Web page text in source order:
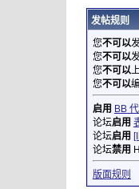
发帖规则
您不可以
您不可以
您不可以
您不可以
启用 BB
论坛启用
论坛启用
论坛禁用
版面规则